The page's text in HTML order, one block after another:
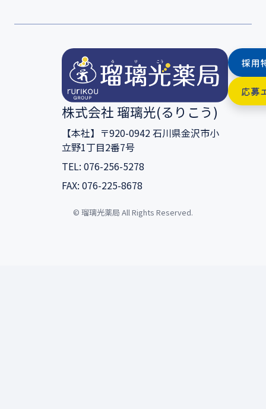
株式会社 瑠璃光(るりこう)
【本社】〒920-0942 石川県金沢市小
立野1丁目2番7号
TEL: 076-256-5278
FAX: 076-225-8678
採用
応募
© 瑠璃光薬局 All Rights Reserved.